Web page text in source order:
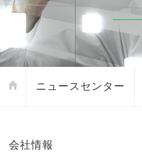
ニュースセンター
会社情報